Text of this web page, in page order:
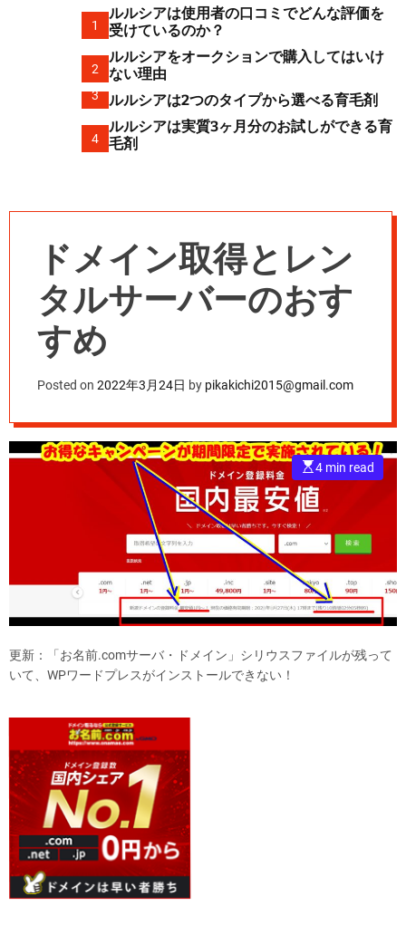
o
o
1
ルルシアは使用者の口コミでどんな評価を
受けているのか？
2
ルルシアをオークションで購入してはいけ
ない理由
3 ルルシアは2つのタイプから選べる育毛剤
4
ルルシアは実質3ヶ月分のお試しができる育
毛剤
ドメイン取得とレン
タルサーバーのおす
すめ
Posted on 2022年3月24日 by pikakichi2015@gmail.com
E
s
t
m
a
e
r
e
a
d
t
m
4 min read
更新：「お名前.comサーバ・ドメイン」シリウスファイルが残って
いて、WPワードプレスがインストールできない！